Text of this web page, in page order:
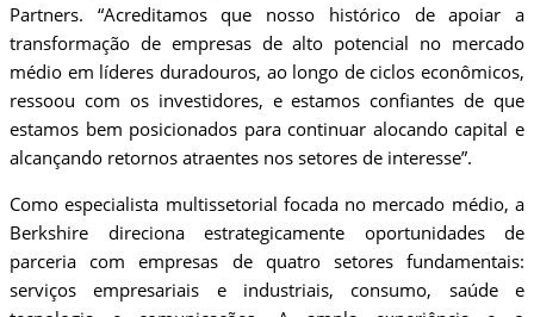
Partners. “Acreditamos que nosso histórico de apoiar a
transformação de empresas de alto potencial no mercado
médio em líderes duradouros, ao longo de ciclos econômicos,
ressoou com os investidores, e estamos confiantes de que
estamos bem posicionados para continuar alocando capital e
alcançando retornos atraentes nos setores de interesse”.
Como especialista multissetorial focada no mercado médio, a
Berkshire direciona estrategicamente oportunidades de
parceria com empresas de quatro setores fundamentais:
serviços empresariais e industriais, consumo, saúde e